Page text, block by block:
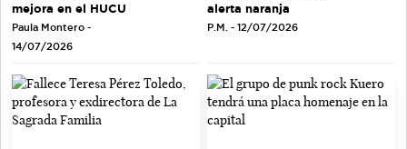
mejora en el HUCU
Paula Montero -
14/07/2026
alerta naranja
P.M. - 12/07/2026